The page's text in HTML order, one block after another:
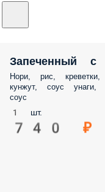
Запеченный с
Нори, рис,
кунжут, соус унаги,
соус
1 шт.
740 ₽